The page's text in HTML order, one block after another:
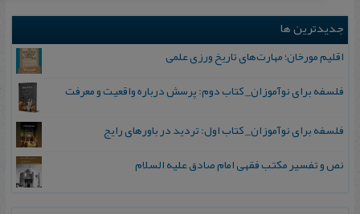
جدیدترین ها
اقلیم مورخان؛ مهارت‌های تاریخ ورزی علمی
فلسفه برای نوآموزان_ کتاب دوم: پرسش درباره واقعیت و معرفت
فلسفه برای نوآموزان_ کتاب اول: تردید در باورهای رایج
نص و تفسیر مکتب فقهی امام صادق علیه السلام